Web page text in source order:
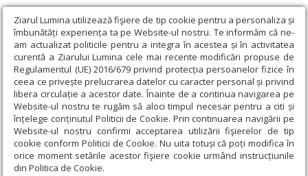
Ziarul Lumina utilizează fişiere de tip cookie pentru a personaliza și
îmbunătăți experiența ta pe Website-ul nostru. Te informăm că ne-
am actualizat politicile pentru a integra în acestea și în activitatea
curentă a Ziarului Lumina cele mai recente modificări propuse de
Regulamentul (UE) 2016/679 privind protecția persoanelor fizice în
ceea ce privește prelucrarea datelor cu caracter personal și privind
libera circulație a acestor date. Înainte de a continua navigarea pe
Website-ul nostru te rugăm să aloci timpul necesar pentru a citi și
înțelege conținutul Politicii de Cookie. Prin continuarea navigării pe
Website-ul nostru confirmi acceptarea utilizării fişierelor de tip
cookie conform Politicii de Cookie. Nu uita totuși că poți modifica în
orice moment setările acestor fişiere cookie urmând instrucțiunile
din Politica de Cookie.
Ziarul Lumina › Teologie și spiritualitate › Sinaxar › Înălţarea
Sfintei Cruci (Post)
Înălţarea Sfintei Cruci (Post)